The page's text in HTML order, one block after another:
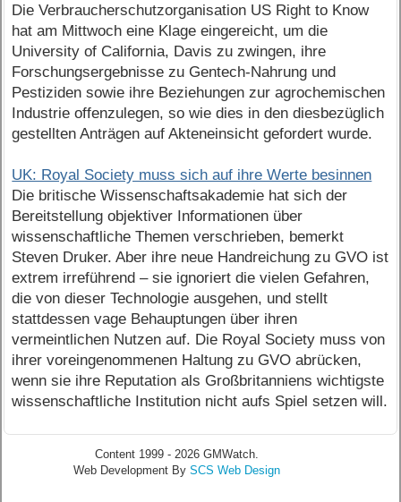
Die Verbraucherschutzorganisation US Right to Know
hat am Mittwoch eine Klage eingereicht, um die
University of California, Davis zu zwingen, ihre
Forschungsergebnisse zu Gentech-Nahrung und
Pestiziden sowie ihre Beziehungen zur agrochemischen
Industrie offenzulegen, so wie dies in den diesbezüglich
gestellten Anträgen auf Akteneinsicht gefordert wurde.
UK: Royal Society muss sich auf ihre Werte besinnen
Die britische Wissenschaftsakademie hat sich der
Bereitstellung objektiver Informationen über
wissenschaftliche Themen verschrieben, bemerkt
Steven Druker. Aber ihre neue Handreichung zu GVO ist
extrem irreführend – sie ignoriert die vielen Gefahren,
die von dieser Technologie ausgehen, und stellt
stattdessen vage Behauptungen über ihren
vermeintlichen Nutzen auf. Die Royal Society muss von
ihrer voreingenommenen Haltung zu GVO abrücken,
wenn sie ihre Reputation als Großbritanniens wichtigste
wissenschaftliche Institution nicht aufs Spiel setzen will.
Content 1999 - 2026 GMWatch.
Web Development By SCS Web Design